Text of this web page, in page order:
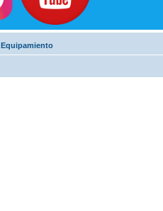
Equipamiento